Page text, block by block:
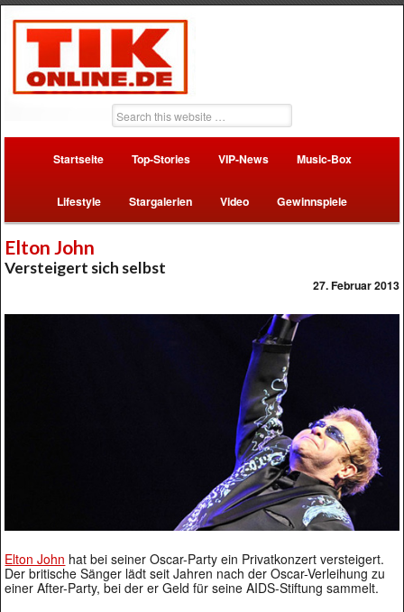
Startseite Top-Stories VIP-News Music-Box
Lifestyle Stargalerien Video Gewinnspiele
Elton John
Versteigert sich selbst
27. Februar 2013
Elton John hat bei seiner Oscar-Party ein Privatkonzert versteigert.
Der britische Sänger lädt seit Jahren nach der Oscar-Verleihung zu
einer After-Party, bei der er Geld für seine AIDS-Stiftung sammelt.